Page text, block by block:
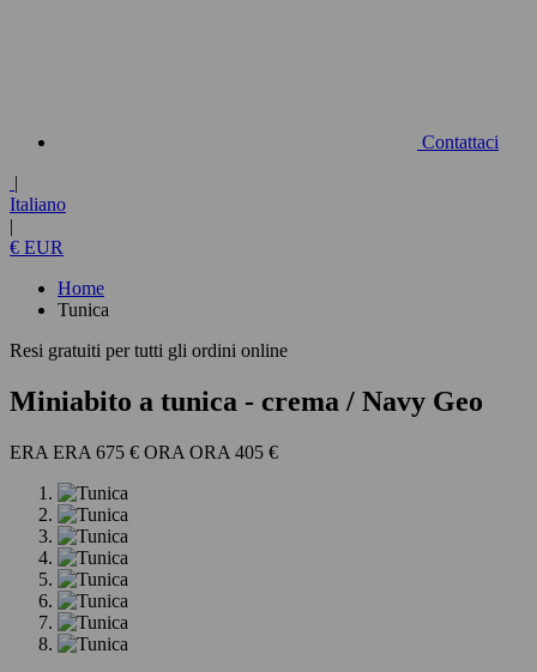
Contattaci
|
Italiano
|
€ EUR
Home
Tunica
Resi gratuiti per tutti gli ordini online
Miniabito a tunica - crema / Navy Geo
675 € 405 €